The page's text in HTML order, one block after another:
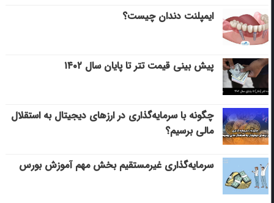
ایمپلنت دندان چیست؟
پیش بینی قیمت تتر تا پایان سال ۱۴۰۲
چگونه با سرمایه‌گذاری در ارزهای دیجیتال به استقلال
مالی برسیم؟
سرمایه‌گذاری غیرمستقیم بخش مهم آموزش بورس